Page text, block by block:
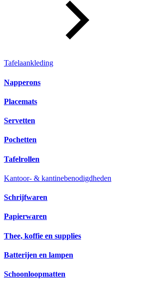
Tafelaankleding
Napperons
Placemats
Servetten
Pochetten
Tafelrollen
Kantoor- & kantinebenodigdheden
Schrijfwaren
Papierwaren
Thee, koffie en supplies
Batterijen en lampen
Schoonloopmatten